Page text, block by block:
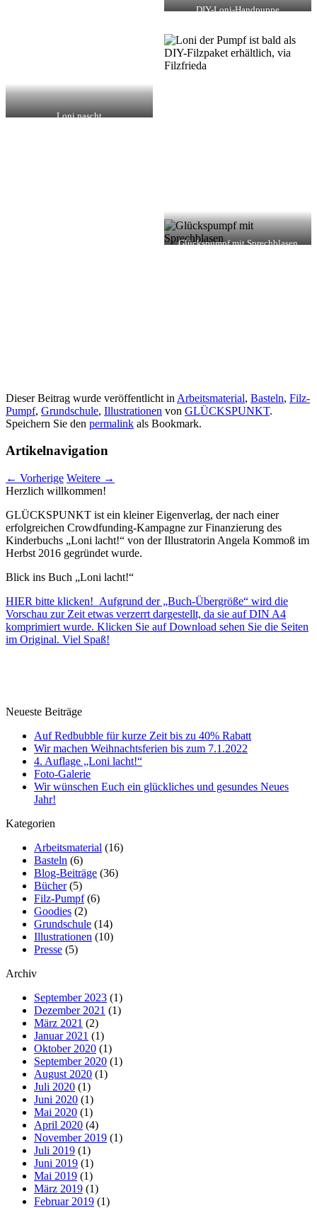
DIY-Loni-Handpuppe
Loni nascht
Glückspumpf mit Sprechblasen
Dieser Beitrag wurde veröffentlicht in Arbeitsmaterial, Basteln, Filz-
Pumpf, Grundschule, Illustrationen von GLÜCKSPUNKT.
Speichern Sie den permalink als Bookmark.
Artikelnavigation
← Vorherige Weitere →
Herzlich willkommen!
GLÜCKSPUNKT ist ein kleiner Eigenverlag, der nach einer
erfolgreichen Crowdfunding-Kampagne zur Finanzierung des
Kinderbuchs „Loni lacht!“ von der Illustratorin Angela Kommoß im
Herbst 2016 gegründet wurde.
Blick ins Buch „Loni lacht!“
HIER bitte klicken! Aufgrund der „Buch-Übergröße“ wird die
Vorschau zur Zeit etwas verzerrt dargestellt, da sie auf DIN A4
komprimiert wurde. Klicken Sie auf Download sehen Sie die Seiten
im Original. Viel Spaß!
Neueste Beiträge
Auf Redbubble für kurze Zeit bis zu 40% Rabatt
Wir machen Weihnachtsferien bis zum 7.1.2022
4. Auflage „Loni lacht!“
Foto-Galerie
Wir wünschen Euch ein glückliches und gesundes Neues
Jahr!
Kategorien
Arbeitsmaterial (16)
Basteln (6)
Blog-Beiträge (36)
Bücher(5)
Filz-Pumpf(6)
Goodies (2)
Grundschule (14)
Illustrationen (10)
Presse (5)
Archiv
September 2023 (1)
Dezember 2021 (1)
März 2021 (2)
Januar 2021 (1)
Oktober 2020 (1)
September 2020 (1)
August 2020 (1)
Juli 2020 (1)
Juni 2020 (1)
Mai 2020 (1)
April 2020 (4)
November 2019 (1)
Juli 2019 (1)
Juni 2019 (1)
Mai 2019 (1)
März 2019 (1)
Februar 2019 (1)